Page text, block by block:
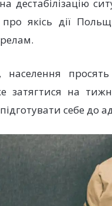
дестабілізацію
про якісь дії
населення
затягтися на
себе до